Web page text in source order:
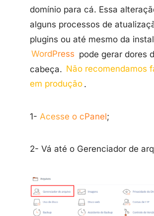
domínio para cá. Essa
alguns processos de
plugins ou até mesmo da
WordPress pode gerar dores
cabeça. Não recomendamos
em produção .
1- Acesse o cPanel;
2- Vá até o Gerenciador de